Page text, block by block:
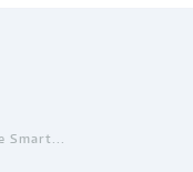
Smart...